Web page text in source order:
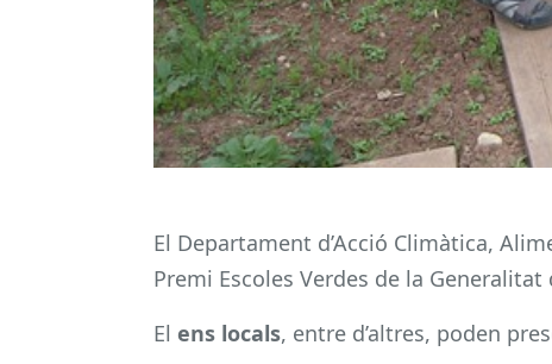
El Departament d’Acció Climàtica,
Premi Escoles Verdes de la Generalitat
El ens locals, entre d’altres, poden